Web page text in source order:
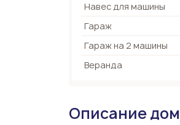
Навес для машины
Гараж
Гараж на 2 машины
Веранда
Описание